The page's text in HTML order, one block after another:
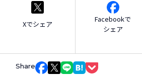
Share Facebookでシェア
Xでシェア
LINEでシェア
はてなブックマー
Xでシェア
Facebookで
シェア